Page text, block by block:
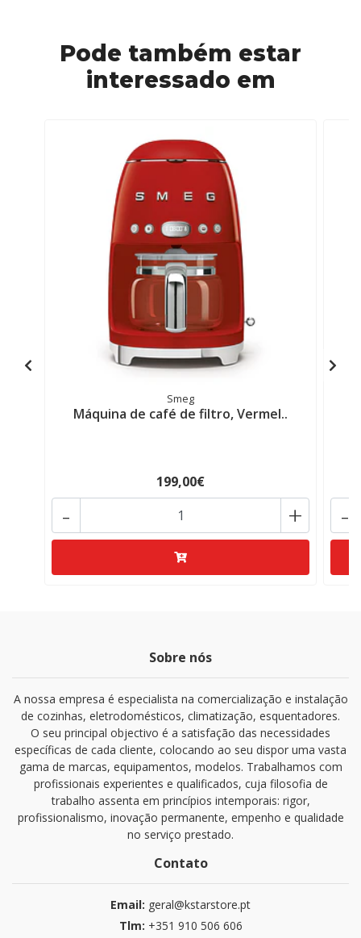
Pode também estar
interessado em
Smeg
Máquina de café de filtro, Vermel..
199,00€
+
- -
Sobre nós
A nossa empresa é especialista na comercialização e instalação
de cozinhas, eletrodomésticos, climatização, esquentadores.
O seu principal objectivo é a satisfação das necessidades
específicas de cada cliente, colocando ao seu dispor uma vasta
gama de marcas, equipamentos, modelos. Trabalhamos com
profissionais experientes e qualificados, cuja filosofia de
trabalho assenta em princípios intemporais: rigor,
profissionalismo, inovação permanente, empenho e qualidade
no serviço prestado.
Contato
Email: geral@kstarstore.pt
Tlm: +351 910 506 606